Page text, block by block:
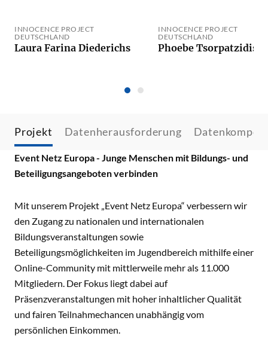
INNOCENCE PROJECT
DEUTSCHLAND
Laura Farina Diederichs
INNOCENCE PROJECT
DEUTSCHLAND
Phoebe Tsorpatzidis
Projekt Datenherausforderung
Event Netz Europa - Junge Menschen mit Bildungs- und
Beteiligungsangeboten verbinden
Mit unserem Projekt „Event Netz Europa“ verbessern wir
den Zugang zu nationalen und internationalen
Bildungsveranstaltungen sowie
Beteiligungsmöglichkeiten im Jugendbereich mithilfe einer
Online-Community mit mittlerweile mehr als 11.000
Mitgliedern. Der Fokus liegt dabei auf
Präsenzveranstaltungen mit hoher inhaltlicher Qualität
und fairen Teilnahmechancen unabhängig vom
persönlichen Einkommen.